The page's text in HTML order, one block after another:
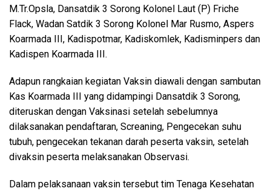
M.Tr.Opsla, Dansatdik 3 Sorong Kolonel Laut (P) Friche
Flack, Wadan Satdik 3 Sorong Kolonel Mar Rusmo, Aspers
Koarmada III, Kadispotmar, Kadiskomlek, Kadisminpers dan
Kadispen Koarmada III.
Adapun rangkaian kegiatan Vaksin diawali dengan sambutan
Kas Koarmada III yang didampingi Dansatdik 3 Sorong,
diteruskan dengan Vaksinasi setelah sebelumnya
dilaksanakan pendaftaran, Screaning, Pengecekan suhu
tubuh, pengecekan tekanan darah peserta vaksin, setelah
divaksin peserta melaksanakan Observasi.
Dalam pelaksanaan vaksin tersebut tim Tenaga Kesehatan